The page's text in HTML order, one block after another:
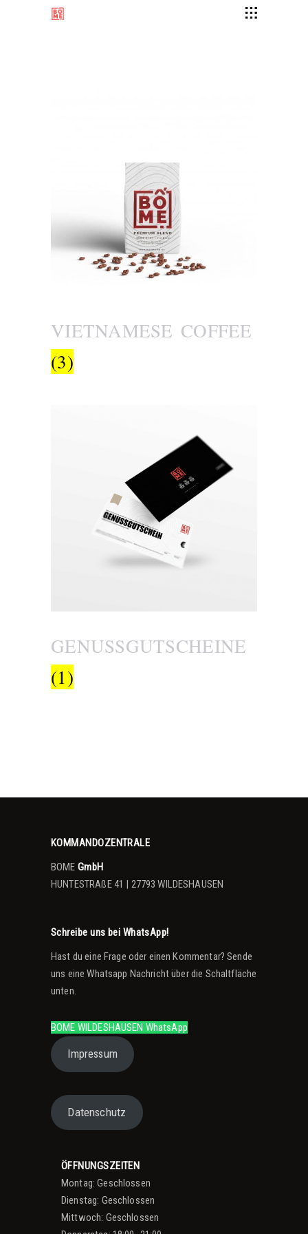
VIETNAMESE COFFEE
(3)
GENUSSGUTSCHEINE
(1)
KOMMANDOZENTRALE
BOME GmbH
HUNTESTRAßE 41 | 27793 WILDESHAUSEN
Schreibe uns bei WhatsApp!
Hast du eine Frage oder einen Kommentar? Sende
uns eine Whatsapp Nachricht über die Schaltfläche
unten.
BOME WILDESHAUSEN WhatsApp
Impressum
Datenschutz
ÖFFNUNGSZEITEN
Montag: Geschlossen
Dienstag: Geschlossen
Mittwoch: Geschlossen